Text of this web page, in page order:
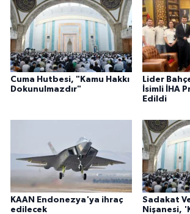
Cuma Hutbesi, "Kamu Hakkı
Dokunulmazdır"
Lider
İsimli İHA
Edildi
KAAN Endonezya'ya ihraç
edilecek
Sadakat
Nişanesi,